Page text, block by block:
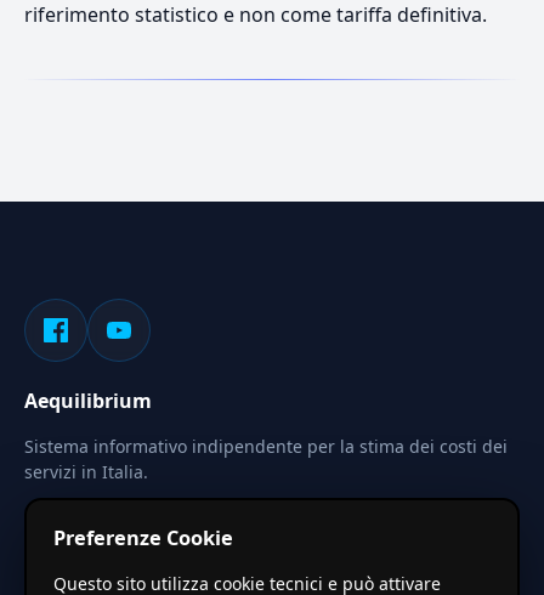
riferimento statistico e non come tariffa definitiva.
Aequilibrium
Sistema informativo indipendente per la stima dei costi dei
servizi in Italia.
Le stime pubblicate sono calcolate tramite coefficienti
Preferenze Cookie
Questo sito utilizza cookie tecnici e può attivare